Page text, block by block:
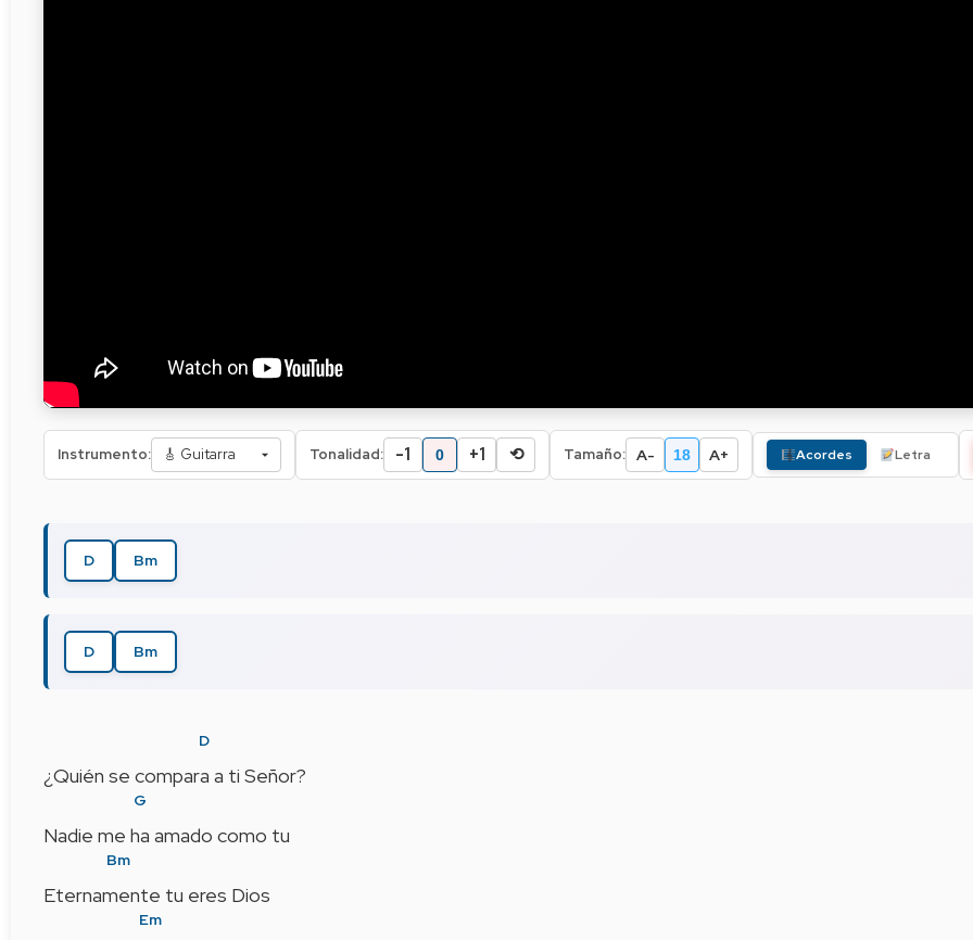
Instrumento: Tonalidad: -1 0 +1 ⟲ Tamaño: A- 18 A+ Acordes Letra
D Bm
D Bm
D
¿Quién se compara a ti Señor?
G
Nadie me ha amado como tu
Bm
Eternamente tu eres Dios
Em